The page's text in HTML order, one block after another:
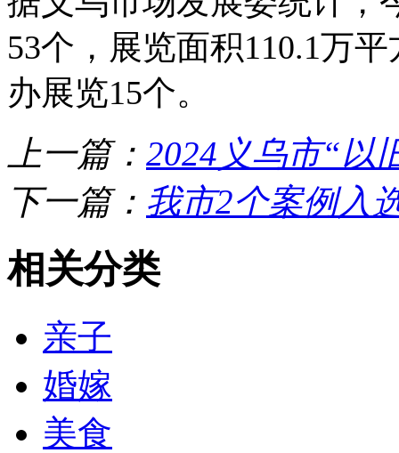
53个，展览面积110.1万
办展览15个。
上一篇： 2024义乌市“以
下一篇： 我市2个案例入
相关分类
亲子
婚嫁
美食